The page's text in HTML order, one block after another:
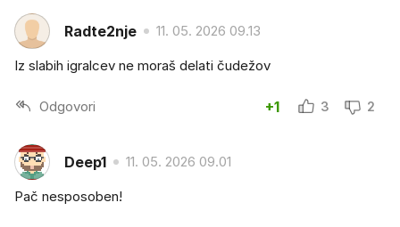
Radte2nje 11. 05. 2026 09.13
Iz slabih igralcev ne moraš delati čudežov
Odgovori +1 3 2
Deep1 11. 05. 2026 09.01
Pač nesposoben!